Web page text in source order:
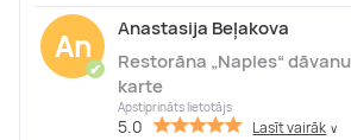
An
✔
Anastasija Beļakova
Restorāna „Naples“ dāvanu
karte
Apstiprināts lietotājs
5.0 Lasīt vairāk ∨